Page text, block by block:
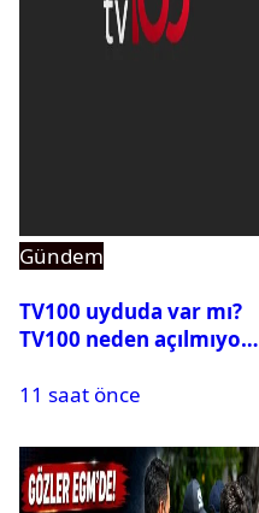
Gündem
TV100 uyduda var mı?
TV100 neden açılmıyor?
11 saat önce